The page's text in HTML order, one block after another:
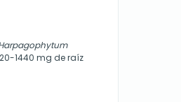
1440 mg de raíz